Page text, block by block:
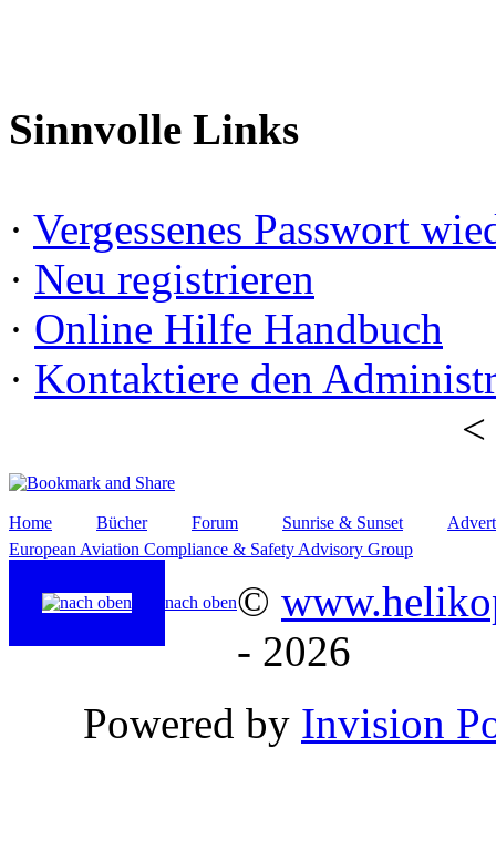
Sinnvolle Links
· Vergessenes Passwort
· Neu registrieren
· Online Hilfe Handbuch
· Kontaktiere den
<
Home Bücher Forum Sunrise & Sunset
European Aviation Compliance & Safety Advisory Group
nach oben©
- 2026
Powered by Invision